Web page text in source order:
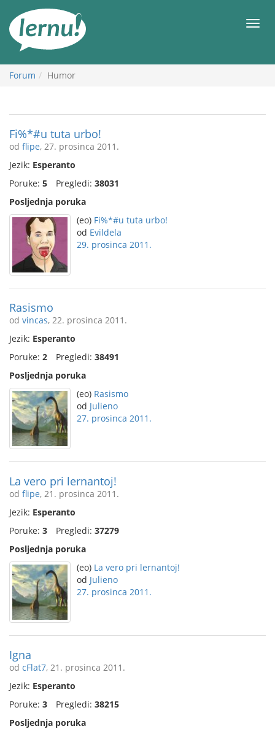
Meni
Forum Humor
Fi%*#u tuta urbo!
od flipe, 27. prosinca 2011.
Jezik: Esperanto
Poruke: 5 Pregledi: 38031
Posljednja poruka
(eo) Fi%*#u tuta urbo!
od Evildela
29. prosinca 2011.
Rasismo
od vincas, 22. prosinca 2011.
Jezik: Esperanto
Poruke: 2 Pregledi: 38491
Posljednja poruka
(eo) Rasismo
od Julieno
27. prosinca 2011.
La vero pri lernantoj!
od flipe, 21. prosinca 2011.
Jezik: Esperanto
Poruke: 3 Pregledi: 37279
Posljednja poruka
(eo) La vero pri lernantoj!
od Julieno
27. prosinca 2011.
Igna
od cFlat7, 21. prosinca 2011.
Jezik: Esperanto
Poruke: 3 Pregledi: 38215
Posljednja poruka